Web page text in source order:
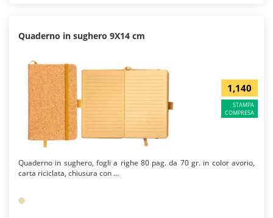
Quaderno in sughero 9X14 cm
1,140
STAMPA
COMPRESA
Quaderno in sughero, fogli a righe 80 pag. da 70 gr. in color avorio,
carta riciclata, chiusura con ...